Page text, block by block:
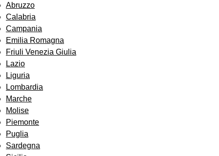
Abruzzo
Calabria
Campania
Emilia Romagna
Friuli Venezia Giulia
Lazio
Liguria
Lombardia
Marche
Molise
Piemonte
Puglia
Sardegna